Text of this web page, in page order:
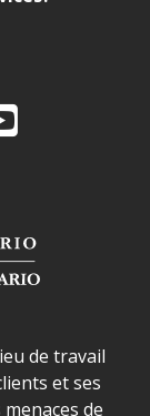
Ontario
YouTube
d'AJO.
de travail
et ses
de